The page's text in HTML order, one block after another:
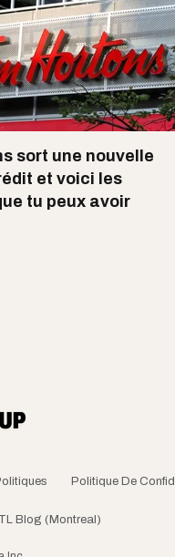
sort une nouvelle
et voici les
tu peux avoir
Politique De
Blog (Montreal)